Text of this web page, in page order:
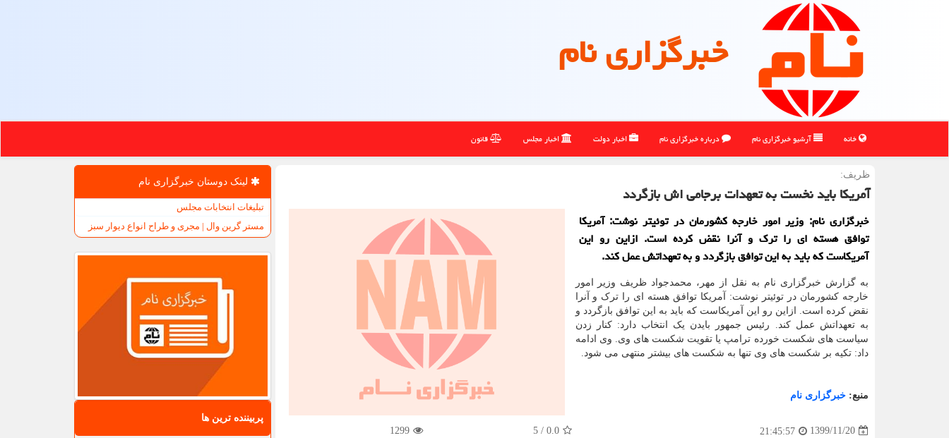
خبرگزاری نام
خانه آرشیو خبرگزاری نام درباره خبرگزاری نام اخبار دولت اخبار مجلس قانون
ظریف:
آمریكا باید نخست به تعهدات برجامی اش بازگردد
خبرگزاری نام: وزیر امور خارجه کشورمان در توئیتر نوشت: آمریکا
توافق هسته ای را ترک و آنرا نقض کرده است. ازاین رو این
آمریکاست که باید به این توافق بازگردد و به تعهداتش عمل کند.
به گزارش خبرگزاری نام به نقل از مهر، محمدجواد ظریف وزیر امور
خارجه کشورمان در توئیتر نوشت: آمریکا توافق هسته ای را ترک و آنرا
نقض کرده است. ازاین رو این آمریکاست که باید به این توافق بازگردد و
به تعهداتش عمل کند. رئیس جمهور بایدن یک انتخاب دارد: کنار زدن
سیاست های شکست خورده ترامپ یا تقویت شکست های وی. وی ادامه
داد: تکیه بر شکست های وی تنها به شکست های بیشتر منتهی می شود.
منبع: خبرگزاری نام
1399/11/20
21:45:57
0.0
/
5
1299
لینک دوستان خبرگزاری نام
تبلیغات انتخابات مجلس
مستر گرین وال | مجری و طراح انواع دیوار سبز
پربیننده ترین ها